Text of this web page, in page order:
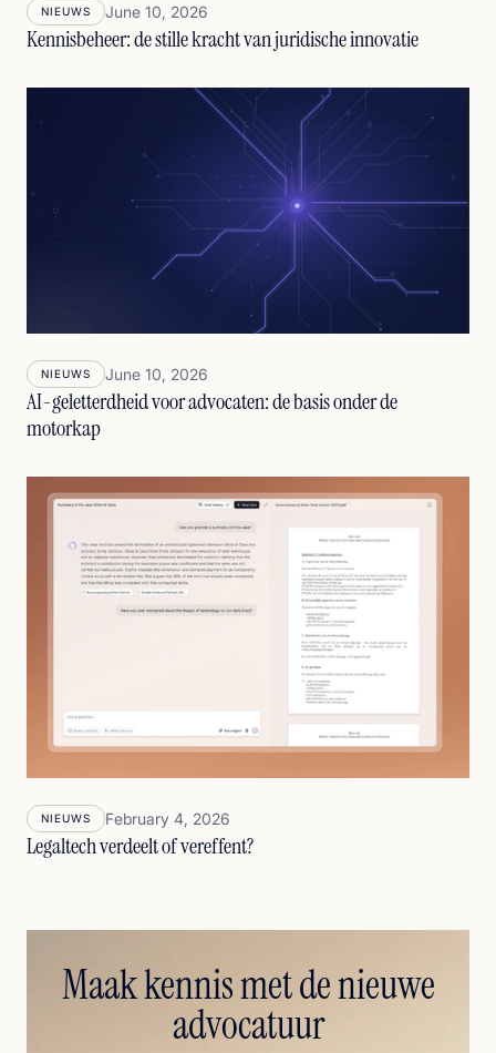
NIEUWS June 10, 2026
Kennisbeheer: de stille kracht van juridische innovatie
NIEUWS June 10, 2026
AI-geletterdheid voor advocaten: de basis onder de
motorkap
NIEUWS February 4, 2026
Legaltech verdeelt of vereffent?
Maak kennis met de nieuwe
advocatuur